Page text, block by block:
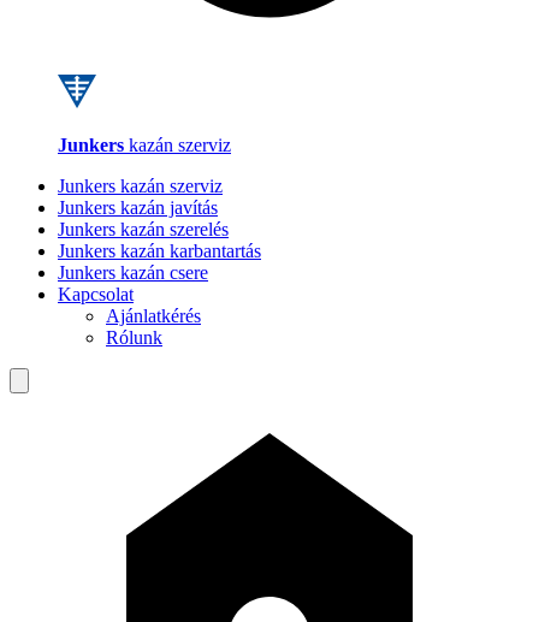
Junkers kazán szerviz
Junkers kazán szerviz
Junkers kazán javítás
Junkers kazán szerelés
Junkers kazán karbantartás
Junkers kazán csere
Kapcsolat
Ajánlatkérés
Rólunk